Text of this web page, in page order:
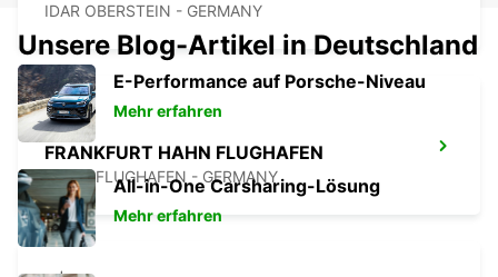
IDAR OBERSTEIN - GERMANY
FRANKFURT HAHN FLUGHAFEN
HAHN-FLUGHAFEN - GERMANY
Unsere Blog-Artikel in Deutschland
E-Performance auf Porsche-Niveau
Mehr erfahren
All-in-One Carsharing-Lösung
Mehr erfahren